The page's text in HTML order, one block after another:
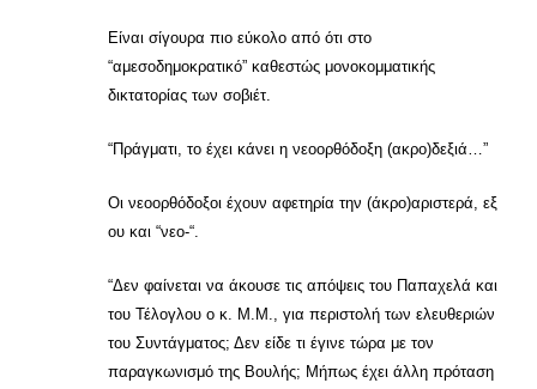
Είναι σίγουρα πιο εύκολο από ότι στο
“αμεσοδημοκρατικό” καθεστώς μονοκομματικής
δικτατορίας των σοβιέτ.
“Πράγματι, το έχει κάνει η νεοορθόδοξη (ακρο)δεξιά…”
Οι νεοορθόδοξοι έχουν αφετηρία την (άκρο)αριστερά, εξ
ου και “νεο-“.
“Δεν φαίνεται να άκουσε τις απόψεις του Παπαχελά και
του Τέλογλου ο κ. Μ.Μ., για περιστολή των ελευθεριών
του Συντάγματος; Δεν είδε τι έγινε τώρα με τον
παραγκωνισμό της Βουλής; Μήπως έχει άλλη πρόταση